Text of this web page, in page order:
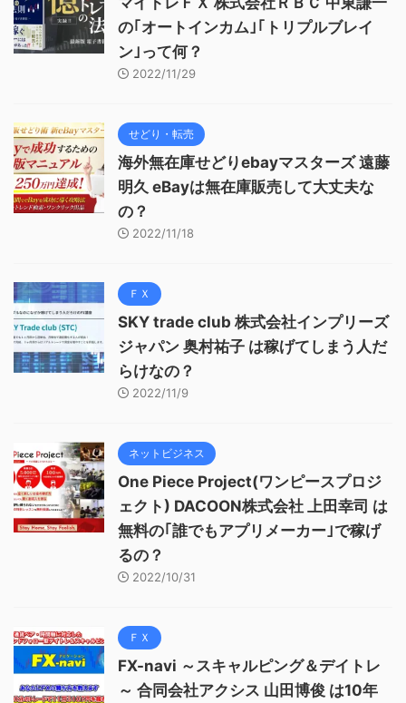
の｢オートインカム｣｢トリプルブレイ
ン｣って何？
2022/11/29
せどり・転売
海外無在庫せどりebayマスターズ 遠藤
明久 eBayは無在庫販売して大丈夫な
の？
2022/11/18
ＦＸ
SKY trade club 株式会社インプリーズ
ジャパン 奥村祐子 は稼げてしまう人だ
らけなの？
2022/11/9
ネットビジネス
One Piece Project(ワンピースプロジ
ェクト) DACOON株式会社 上田幸司 は
無料の｢誰でもアプリメーカー｣で稼げ
るの？
2022/10/31
ＦＸ
FX-navi ～スキャルピング＆デイトレ
～ 合同会社アクシス 山田博俊 は10年